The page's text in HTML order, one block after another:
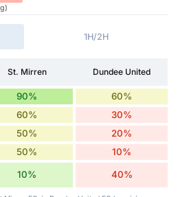
1H/2H
St. Mirren Dundee United
90% 60%
60% 30%
50% 20%
50% 10%
10% 40%